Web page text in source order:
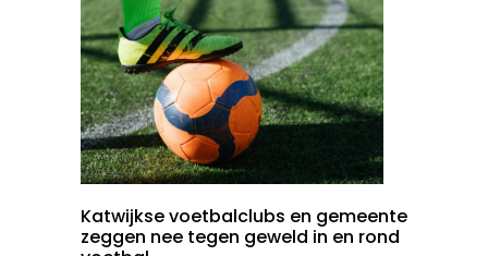
Katwijkse voetbalclubs en gemeente
zeggen nee tegen geweld in en rond